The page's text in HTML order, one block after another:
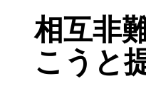
相互非
こうと